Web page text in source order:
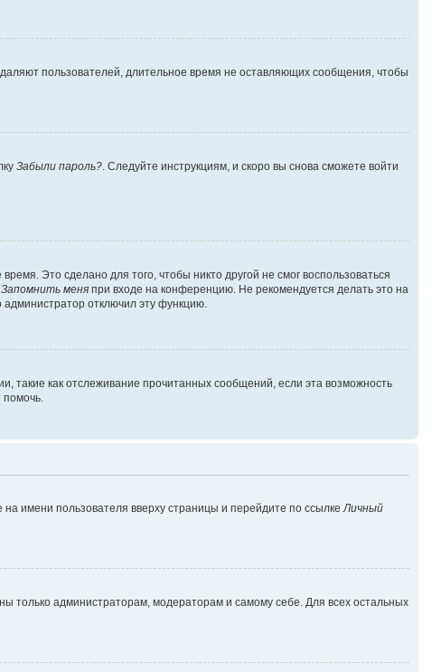
пользователей, длительное время не оставляющих сообщения, чтобы
Забыли пароль?. Следуйте инструкциям, и скоро вы снова сможете войти
Это сделано для того, чтобы никто другой не смог воспользоваться
Запомнить меня при входе на конференцию. Не рекомендуется делать это на
администратор отключил эту функцию.
такие как отслеживание прочитанных сообщений, если эта возможность
помочь.
имени пользователя вверху страницы и перейдите по ссылкеЛичный
только администраторам, модераторам и самому себе. Для всех остальных